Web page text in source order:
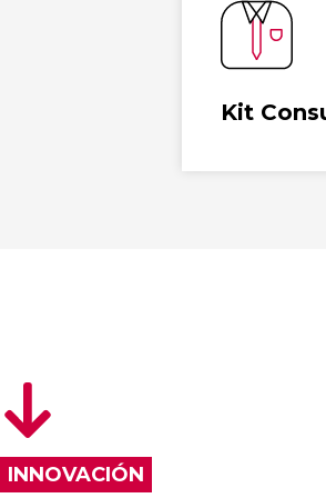
Kit
Ver más
INNOVACIÓN